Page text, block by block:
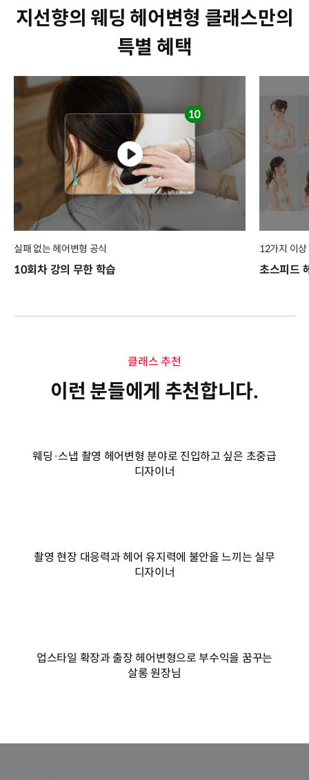
지선향의 웨딩 헤어변형 클래스만의
특별 혜택
실패 없는 헤어변형 공식
10회차 강의 무한 학습
12가지 이
초스피드
클래스 추천
이런 분들에게 추천합니다.
웨딩·스냅 촬영 헤어변형 분야로 진입하고 싶은 초중급
디자이너
촬영 현장 대응력과 헤어 유지력에 불안을 느끼는 실무
디자이너
업스타일 확장과 출장 헤어변형으로 부수익을 꿈꾸는
살롱 원장님